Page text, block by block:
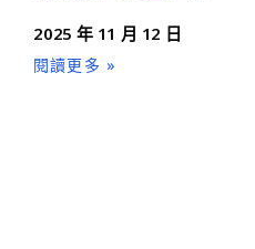
2025 年 11 月 12 日
閱讀更多 »